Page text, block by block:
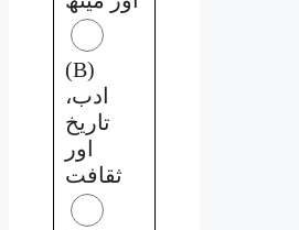
(B)
ادب،
تاریخ
اور
ثقافت